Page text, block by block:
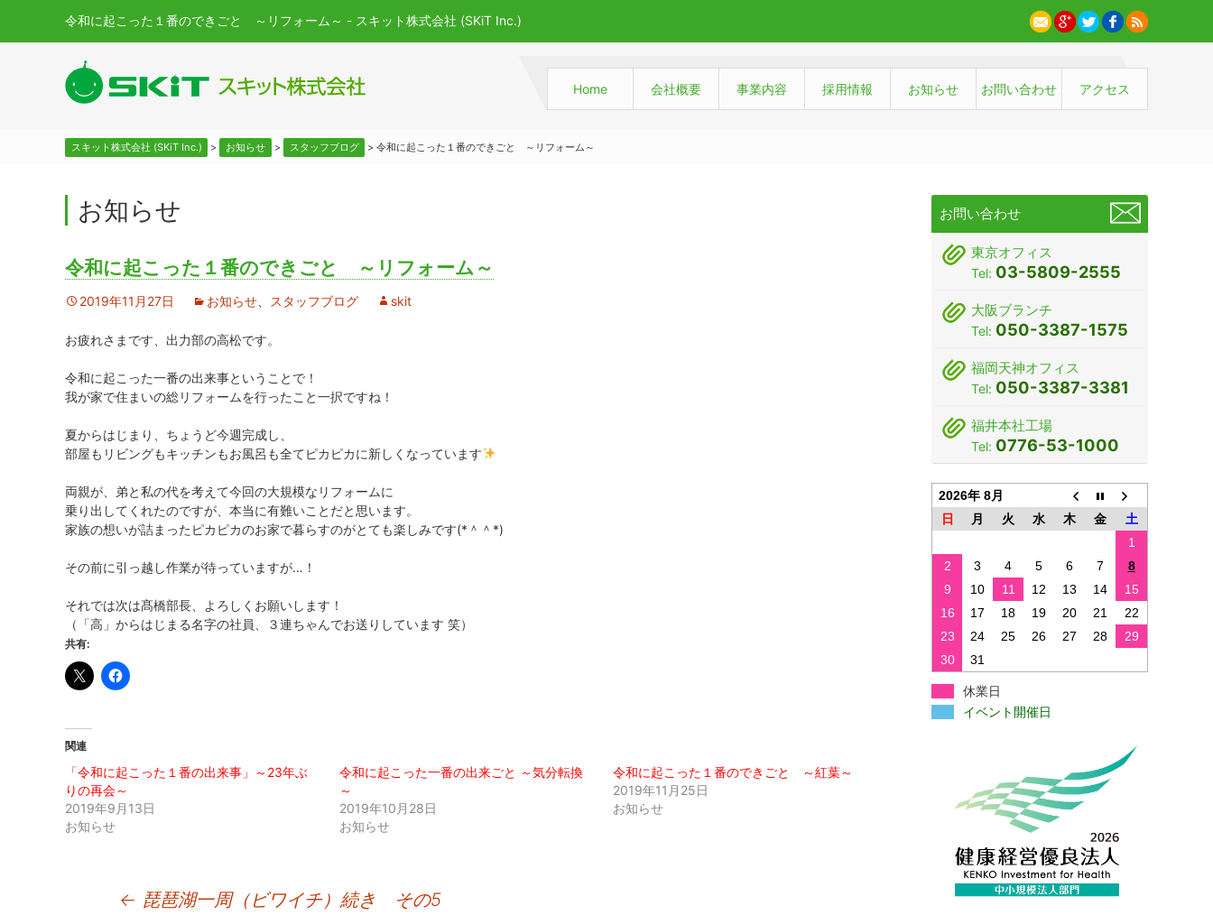
令和に起こった１番のできごと ～リフォーム～ - スキット株式会社 (SKiT Inc.)
Home 会社概要 事業内容 採用情報 お知らせ お問い合わせ アクセス
スキット株式会社 (SKiT Inc.) > お知らせ > スタッフブログ >令和に起こった１番のできごと ～リフォーム～
お知らせ
令和に起こった１番のできごと ～リフォーム～
2019年11月27日 お知らせ スタッフブログ skit
お疲れさまです、出力部の高松です。
令和に起こった一番の出来事ということで！
我が家で住まいの総リフォームを行ったこと一択ですね！
夏からはじまり、ちょうど今週完成し、
部屋もリビングもキッチンもお風呂も全てピカピカに新しくなっています
両親が、弟と私の代を考えて今回の大規模なリフォームに
乗り出してくれたのですが、本当に有難いことだと思います。
家族の想いが詰まったピカピカのお家で暮らすのがとても楽しみです(*＾＾*)
その前に引っ越し作業が待っていますが…！
それでは次は髙橋部長、よろしくお願いします！
（「高」からはじまる名字の社員、３連ちゃんでお送りしています 笑）
共有:
関連
「令和に起こった１番の出来事」～23年ぶ
りの再会～
2019年9月13日
お知らせ
令和に起こった一番の出来ごと ～気分転換
～
2019年10月28日
お知らせ
令和に起こった１番のできごと ～紅葉～
2019年11月25日
お知らせ
← 琵琶湖一周（ビワイチ）続き その5
お問い合わせ
東京オフィス
Tel: 03-5809-2555
大阪ブランチ
Tel: 050-3387-1575
福岡天神オフィス
Tel: 050-3387-3381
福井本社工場
Tel: 0776-53-1000
2026年 8月
日
月 火 水 木 金
土
1
2
3 4 5 6 7
8
9
10 11 12 13 14
15
16
17 18 19 20 21
22
23
24 25 26 27 28
29
30
31
休業日
イベント開催日